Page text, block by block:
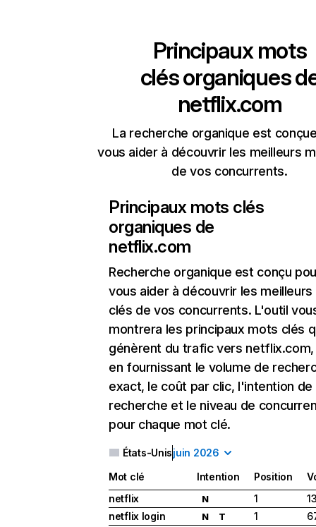
Principaux mots
clés organiques
netflix.com
La recherche organique est
vous aider à découvrir les meilleurs
de vos concurrents.
Principaux mots clés
organiques de
netflix.com
Recherche organique est conçu
vous aider à découvrir les
clés de vos concurrents. L'outil
montrera les principaux mots clés
génèrent du trafic vers
en fournissant le volume de
exact, le coût par clic, l'intention de
recherche et le niveau de
pour chaque mot clé.
États-Unisjuin 2026
Mot clé Intention Position
netflix
N 1
netflix login
N T 1